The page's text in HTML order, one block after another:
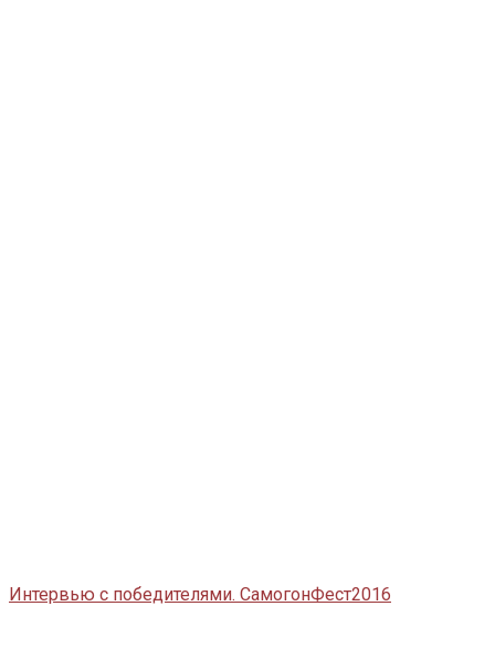
Интервью с победителями. СамогонФест2016